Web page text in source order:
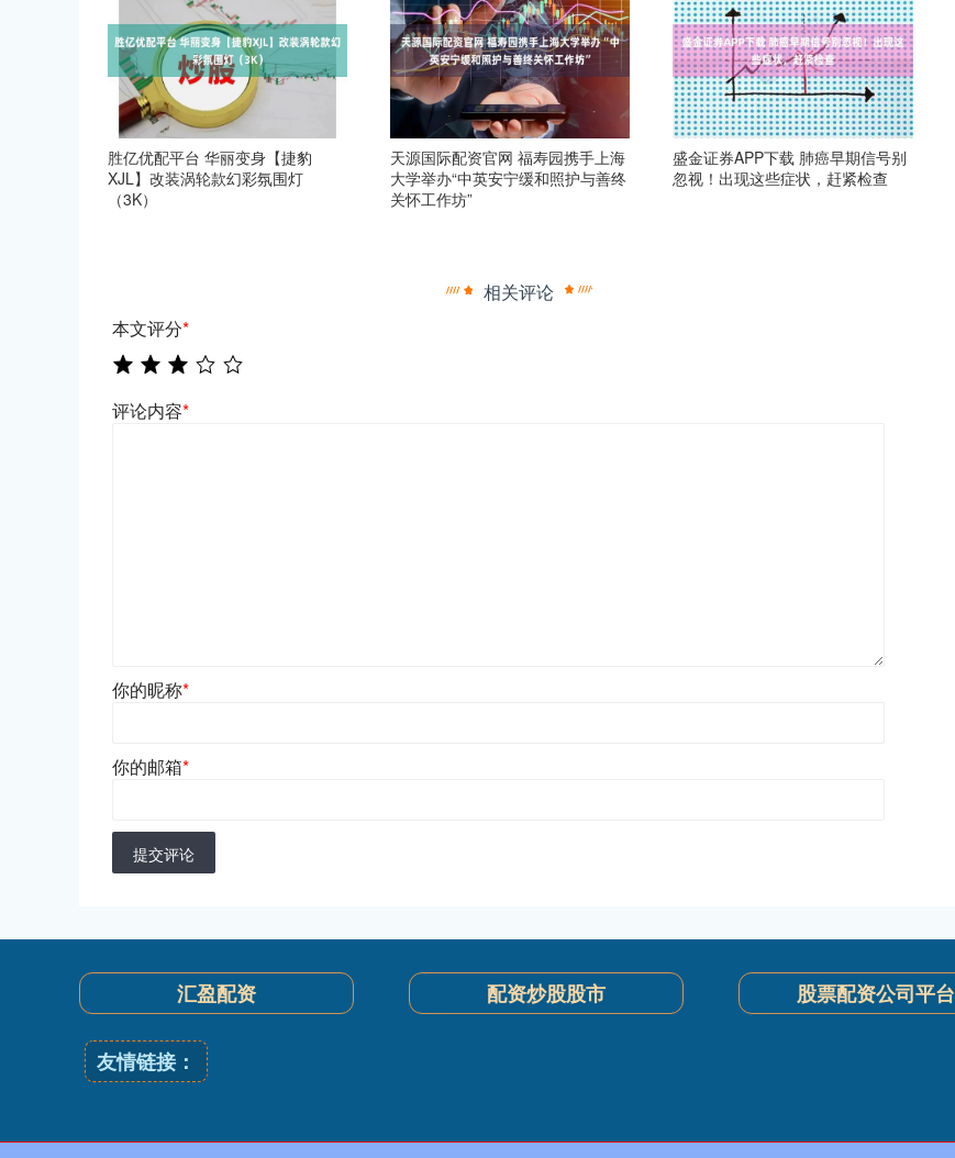
胜亿优配平台 华丽变身【捷豹
XJL】改装涡轮款幻彩氛围灯
（3K）
天源国际配资官网 福寿园携手上海
大学举办“中英安宁缓和照护与善终
关怀工作坊”
盛金证券APP下载 肺癌早期信号别
忽视！出现这些症状，赶紧检查
相关评论
本文评分*
评论内容*
你的昵称*
你的邮箱*
提交评论
汇盈配资 配资炒股股市 股票配资公司平台
友情链接：